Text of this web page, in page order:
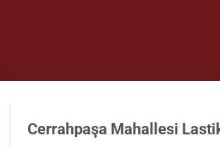
Cerrahpaşa Mahallesi